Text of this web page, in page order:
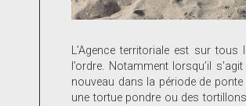
L’Agence territoriale est sur
l’ordre. Notamment lorsqu’il
nouveau dans la période de
une tortue pondre ou des